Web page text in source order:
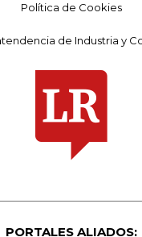
Política de Cookies
de Industria y
PORTALES ALIADOS: